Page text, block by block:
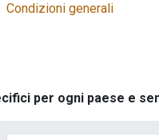
Condizioni generali
per ogni paese e